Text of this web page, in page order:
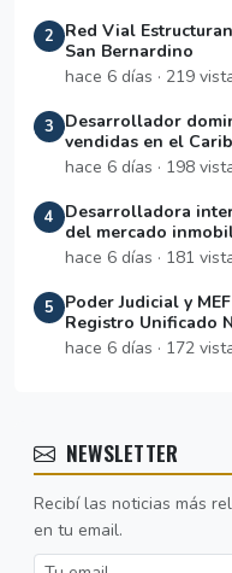
2
Red Vial
San Bernardino
hace 6 días · 219
3
Desarrollador
vendidas en el
hace 6 días · 198
4
Desarrolladora
del mercado
hace 6 días · 181
5
Poder Judicial y
Registro Unificado
hace 6 días · 172
NEWSLETTER
Recibí las noticias más
en tu email.